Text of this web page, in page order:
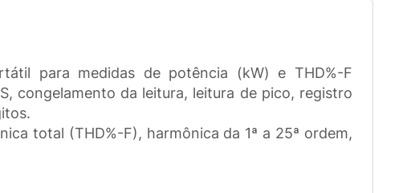
para medidas de potência (kW) e THD%-F
congelamento da leitura, leitura de pico, registro
total (THD%-F), harmônica da 1ª a 25ª ordem,